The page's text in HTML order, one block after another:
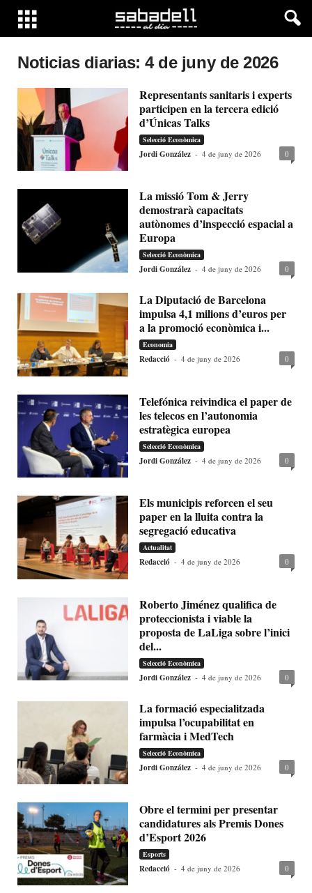
Noticias diarias: 4 de juny de 2026
Representants sanitaris i experts
participen en la tercera edició
d’Únicas Talks
Selecció Econòmica
Jordi González - 4 de juny de 2026 0
La missió Tom & Jerry
demostrarà capacitats
autònomes d’inspecció espacial a
Europa
Selecció Econòmica
Jordi González - 4 de juny de 2026 0
La Diputació de Barcelona
impulsa 4,1 milions d’euros per
a la promoció econòmica i...
Economia
Redacció - 4 de juny de 2026 0
Telefónica reivindica el paper de
les telecos en l’autonomia
estratègica europea
Selecció Econòmica
Jordi González - 4 de juny de 2026 0
Els municipis reforcen el seu
paper en la lluita contra la
segregació educativa
Actualitat
Redacció - 4 de juny de 2026 0
Roberto Jiménez qualifica de
proteccionista i viable la
proposta de LaLiga sobre l’inici
del...
Selecció Econòmica
Jordi González - 4 de juny de 2026 0
La formació especialitzada
impulsa l’ocupabilitat en
farmàcia i MedTech
Selecció Econòmica
Jordi González - 4 de juny de 2026 0
Obre el termini per presentar
candidatures als Premis Dones
d’Esport 2026
Esports
Redacció - 4 de juny de 2026 0